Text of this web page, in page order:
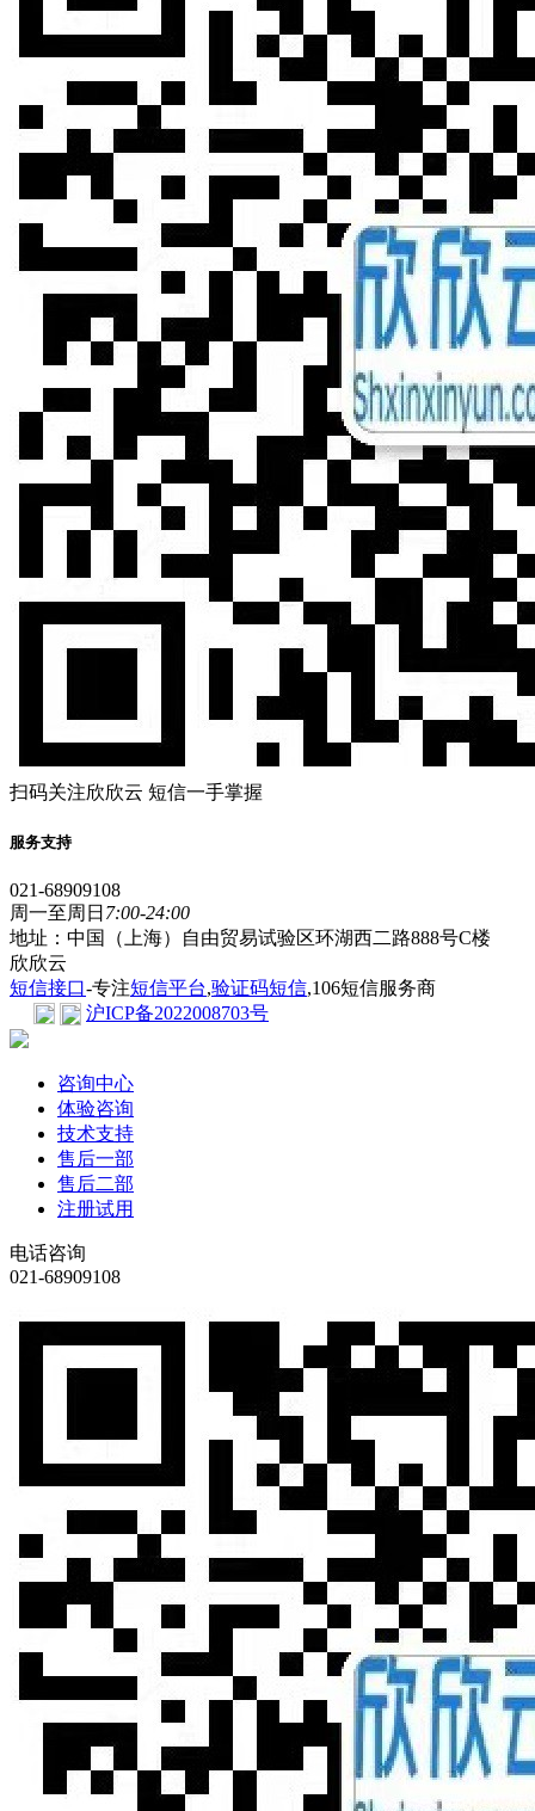
扫码关注欣欣云 短信一手掌握
服务支持
021-68909108
周一至周日 7:00-24:00
地址：中国（上海）自由贸易试验区环湖西二路888号C楼
欣欣云
短信接口-专注短信平台,验证码短信,106短信服务商
沪ICP备2022008703号
咨询中心
体验咨询
技术支持
售后一部
售后二部
注册试用
电话咨询
021-68909108